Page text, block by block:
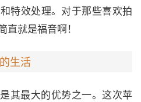
特效处理。对于那些喜欢拍
就是福音啊！
生活
其最大的优势之一。这次苹